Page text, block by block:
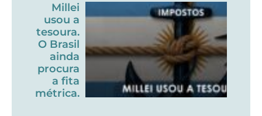
Millei
usou a
tesoura.
O Brasil
ainda
procura
a fita
métrica.